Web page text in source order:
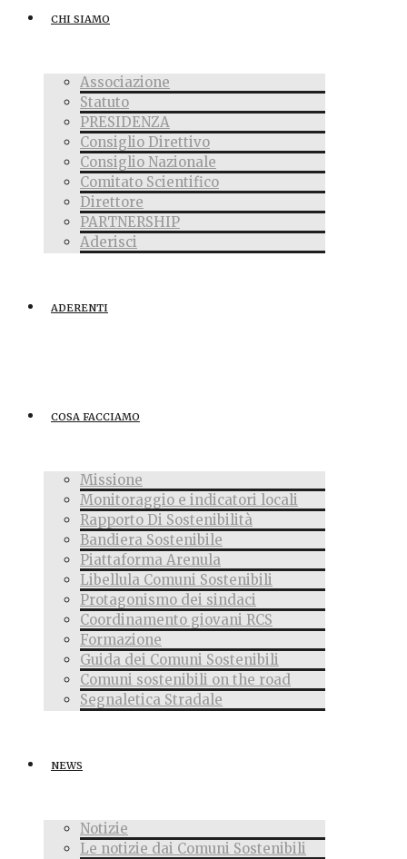
CHI SIAMO
Associazione
Statuto
PRESIDENZA
Consiglio Direttivo
Consiglio Nazionale
Comitato Scientifico
Direttore
PARTNERSHIP
Aderisci
ADERENTI
COSA FACCIAMO
Missione
Monitoraggio e indicatori locali
Rapporto Di Sostenibilità
Bandiera Sostenibile
Piattaforma Arenula
Libellula Comuni Sostenibili
Protagonismo dei sindaci
Coordinamento giovani RCS
Formazione
Guida dei Comuni Sostenibili
Comuni sostenibili on the road
Segnaletica Stradale
NEWS
Notizie
Le notizie dai Comuni Sostenibili